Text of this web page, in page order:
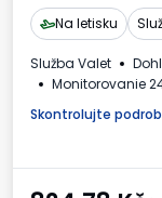
Na letisku
Služba Valet
Monitorovanie
Skontrolujte